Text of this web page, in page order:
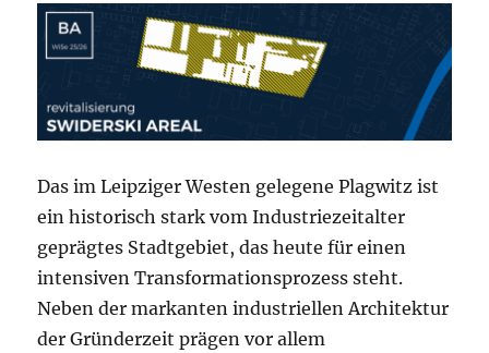
Das im Leipziger Westen gelegene Plagwitz ist
ein historisch stark vom Industriezeitalter
geprägtes Stadtgebiet, das heute für einen
intensiven Transformationsprozess steht.
Neben der markanten industriellen Architektur
der Gründerzeit prägen vor allem